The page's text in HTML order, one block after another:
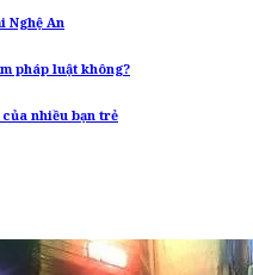
Nghệ An
pháp luật không?
nhiều bạn trẻ